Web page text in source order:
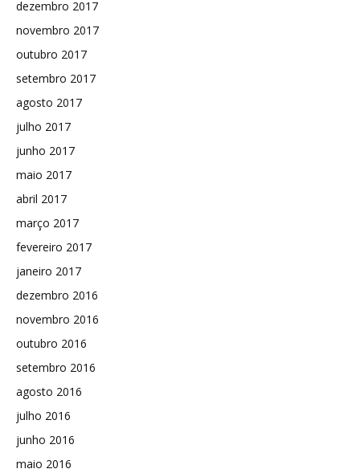
dezembro 2017
novembro 2017
outubro 2017
setembro 2017
agosto 2017
julho 2017
junho 2017
maio 2017
abril 2017
março 2017
fevereiro 2017
janeiro 2017
dezembro 2016
novembro 2016
outubro 2016
setembro 2016
agosto 2016
julho 2016
junho 2016
maio 2016